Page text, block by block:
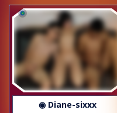
◉ Diane-sixxx